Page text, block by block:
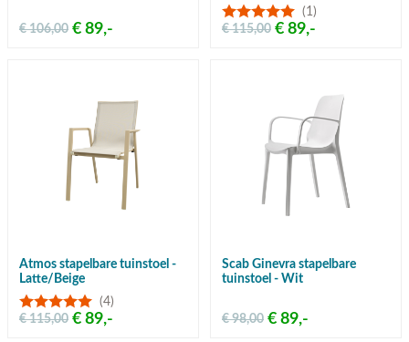
€ 89,-
€ 106,00
(1)
€ 89,-
€ 115,00
Atmos stapelbare tuinstoel -
Latte/Beige
(4)
€ 89,-
€ 115,00
Scab Ginevra stapelbare
tuinstoel - Wit
€ 89,-
€ 98,00